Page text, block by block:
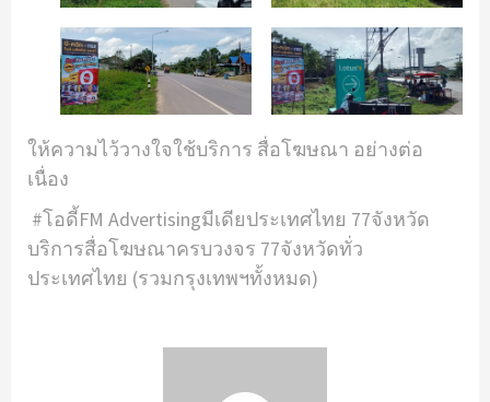
ให้ความไว้วางใจใช้บริการ สื่อโฆษณา อย่างต่อ
เนื่อง
#โอดี้FM Advertisingมีเดียประเทศไทย 77จังหวัด
บริการสื่อโฆษณาครบวงจร 77จังหวัดทั่ว
ประเทศไทย (รวมกรุงเทพฯทั้งหมด)